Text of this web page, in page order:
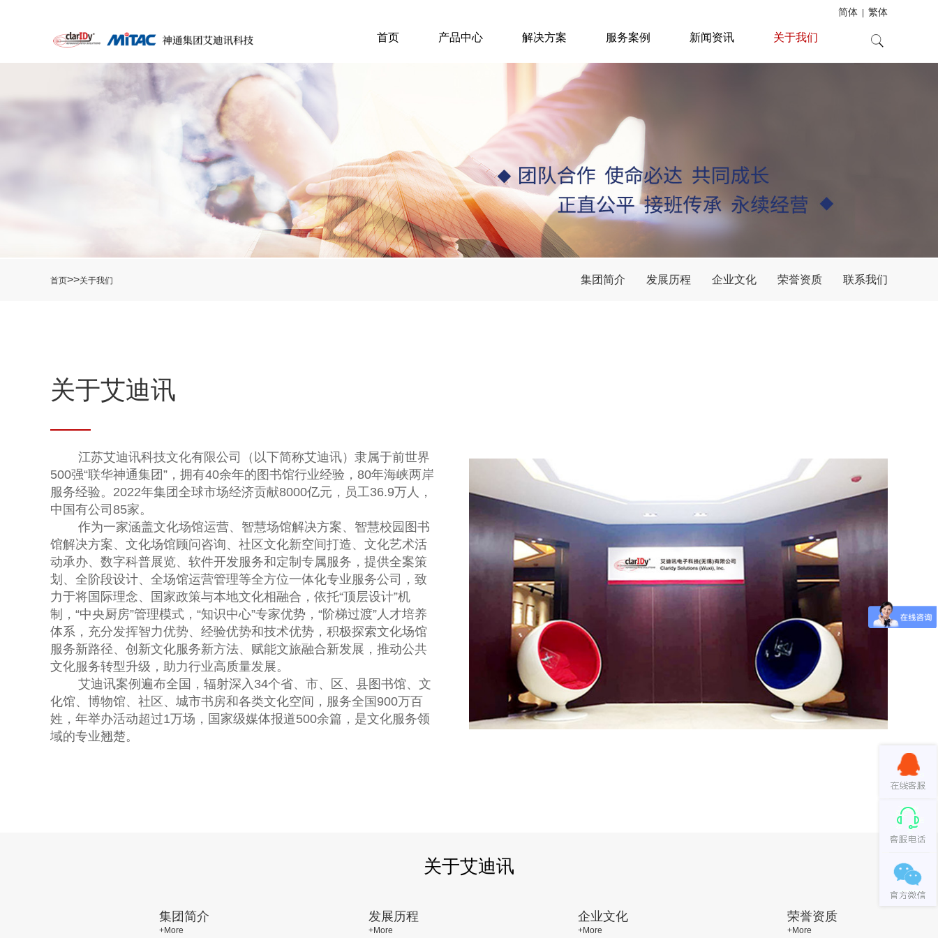
简体 繁体
首页 产品中心 解决方案 服务案例 新闻资讯 关于我们
首页>>关于我们 集团简介 发展历程 企业文化 荣誉资质 联系我们
关于艾迪讯
江苏艾迪讯科技文化有限公司（以下简称艾迪讯）隶属于前世界
500强“联华神通集团”，拥有40余年的图书馆行业经验，80年海峡两岸
服务经验。2022年集团全球市场经济贡献8000亿元，员工36.9万人，
中国有公司85家。
作为一家涵盖文化场馆运营、智慧场馆解决方案、智慧校园图书
馆解决方案、文化场馆顾问咨询、社区文化新空间打造、文化艺术活
动承办、数字科普展览、软件开发服务和定制专属服务，提供全案策
划、全阶段设计、全场馆运营管理等全方位一体化专业服务公司，致
力于将国际理念、国家政策与本地文化相融合，依托“顶层设计”机
制，“中央厨房”管理模式，“知识中心”专家优势，“阶梯过渡”人才培养
体系，充分发挥智力优势、经验优势和技术优势，积极探索文化场馆
服务新路径、创新文化服务新方法、赋能文旅融合新发展，推动公共
文化服务转型升级，助力行业高质量发展。
艾迪讯案例遍布全国，辐射深入34个省、市、区、县图书馆、文
化馆、博物馆、社区、城市书房和各类文化空间，服务全国900万百
姓，年举办活动超过1万场，国家级媒体报道500余篇，是文化服务领
域的专业翘楚。
关于艾迪讯
集团简介
+More
发展历程
+More
企业文化
+More
荣誉资质
+More